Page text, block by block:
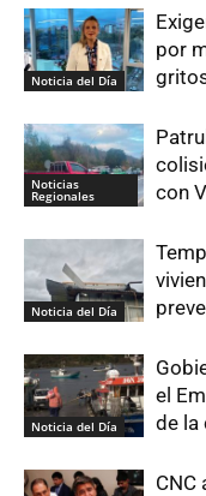
Noticia del Día
por
Noticias
Regionales
con
Noticia del Día
Noticia del Día
el
de la
CNC